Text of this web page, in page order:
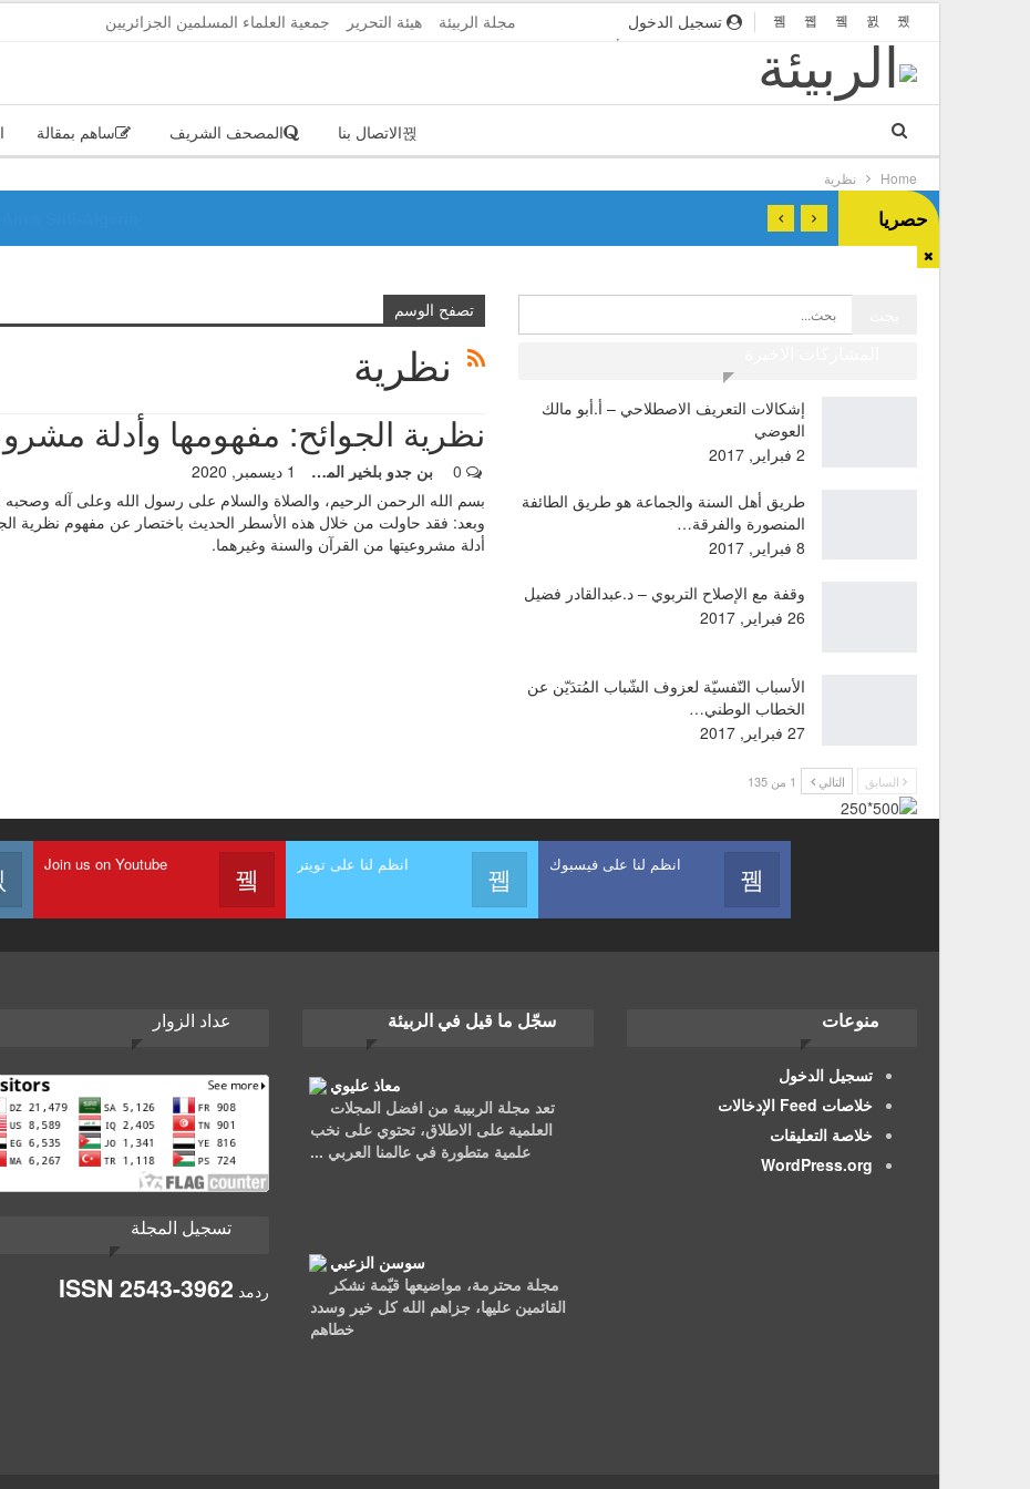
تسجيل الدخول جمعية العلماء المسلمين الجزائريين هيئة التحرير
مجلة الربيئة
أهداف المجلة
مواقع صديقة
ساهم بمقالة المصحف الشريف الاتصال بنا
Home نظرية
حصريا Stiti-Algeria-
تصفح الوسم
نظرية
نظرية الجوائح: مفهومها وأدلة
بن جدو بلخير المشرف العام 1 ديسمبر, 2020
بسم الله الرحمن الرحيم، والصلاة والسلام على رسول الله وعلى آله وصحبه
وبعد: فقد حاولت من خلال هذه الأسطر الحديث باختصار عن مفهوم نظرية
أدلة مشروعيتها من القرآن والسنة وغيرهما.
إشكالات التعريف الاصطلاحي – أ.أبو مالك
العوضي
2 فبراير, 2017
طريق أهل السنة والجماعة هو طريق الطائفة
المنصورة والفرقة…
8 فبراير, 2017
وقفة مع الإصلاح التربوي – د.عبدالقادر فضيل
26 فبراير, 2017
الأسباب النّفسيّة لعزوف الشّباب المُتدَيّن عن
الخطاب الوطني…
27 فبراير, 2017
السابق التالي 1 من 135
انظم لنا على فيسبوك انظم لنا على تويتر Join us on Youtube
عداد الزوار
تسجيل المجلة
ردمد ISSN 2543-3962
سجّل ما قيل في الربيئة
معاذ عليوي
تعد مجلة الربيبة من افضل المجلات
العلمية على الاطلاق، تحتوي على نخب
علمية متطورة في عالمنا العربي ...
سوسن الزعبي
مجلة محترمة، مواضيعها قيّمة نشكر
القائمين عليها، جزاهم الله كل خير وسدد
خطاهم
منوعات
تسجيل الدخول
خلاصات Feed الإدخالات
خلاصة التعليقات
WordPress.org